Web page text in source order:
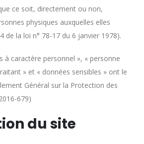
ce soit, directement ou non,
physiques auxquelles elles
de la loi n° 78-17 du 6 janvier 1978).
à caractère personnel », « personne
» et « données sensibles » ont le
Général sur la Protection des
679)
du site